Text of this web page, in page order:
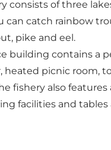
consists of three
can catch rainbow
pike and eel.
building contains a
heated picnic room,
fishery also
facilities and